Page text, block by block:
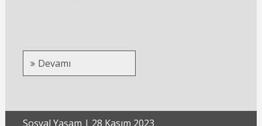
Devamı
Sosyal Yaşam | 28 Kasım 2023